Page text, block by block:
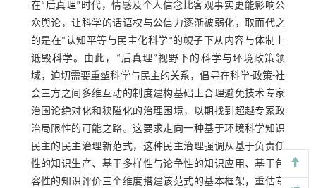
在“后真理”时代，情感及个人信念比客观事实更能影响公
众舆论，让科学的话语权与公信力逐渐被弱化，取而代之
的是在“认知平等与民主化科学”的幌子下从内容与体制上
诋毁科学。由此，“后真理”视野下的科学与环境政策领
域，迫切需要重塑科学与民主的关系，倡导在科学-政策-社
会三方之间多维互动的制度建构基础上合理避免技术专家
治国论绝对化和狭隘化的治理困境，以期找到超越专家政
治局限性的可能之路。这要求走向一种基于环境科学知识
民主的民主治理新范式，这种民主治理强调从基于负责任
性的知识生产、基于多样性与论争性的知识应用、基于包
容性的知识评价三个维度搭建该范式的基本框架，重估专